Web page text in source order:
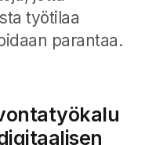
työtilaa
parantaa.